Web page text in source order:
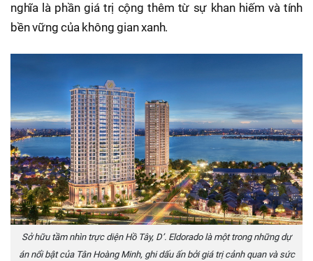
nghĩa là phần giá trị cộng thêm từ sự khan hiếm và tính
bền vững của không gian xanh.
Sở hữu tầm nhìn trực diện Hồ Tây, D’. Eldorado là một trong những dự
án nổi bật của Tân Hoàng Minh, ghi dấu ấn bởi giá trị cảnh quan và sức